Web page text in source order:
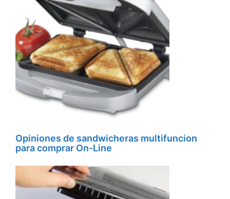
Opiniones de sandwicheras multifuncion
para comprar On-Line